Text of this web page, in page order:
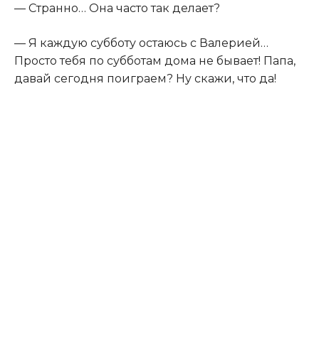
— Странно… Она часто так делает?
— Я каждую субботу остаюсь с Валерией…
Просто тебя по субботам дома не бывает! Папа,
давай сегодня поиграем? Ну скажи, что да!